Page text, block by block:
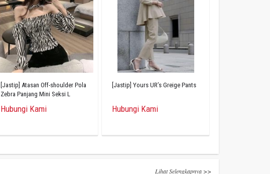
[Jastip] Atasan Off-shoulder Pola
Zebra Panjang Mini Seksi L
Hubungi Kami
[Jastip] Yours UR’s Greige Pants
Hubungi Kami
Lihat Selengkapnya >>